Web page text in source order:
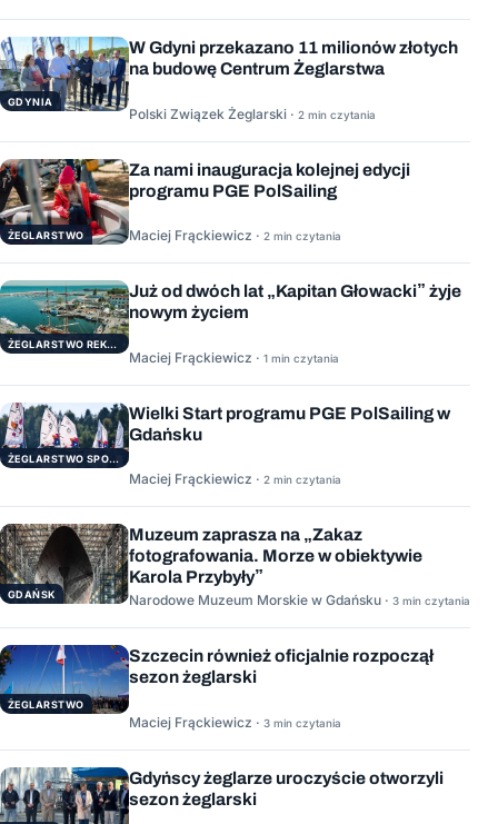
GDYNIA
W Gdyni przekazano 11 milionów złotych
na budowę Centrum Żeglarstwa
Polski Związek Żeglarski · 2 min czytania
ŻEGLARSTWO
Za nami inauguracja kolejnej edycji
programu PGE PolSailing
Maciej Frąckiewicz · 2 min czytania
ŻEGLARSTWO REKERACYJNE
Już od dwóch lat „Kapitan Głowacki” żyje
nowym życiem
Maciej Frąckiewicz · 1 min czytania
ŻEGLARSTWO SPORTOWE
Wielki Start programu PGE PolSailing w
Gdańsku
Maciej Frąckiewicz · 2 min czytania
GDAŃSK
Muzeum zaprasza na „Zakaz
fotografowania. Morze w obiektywie
Karola Przybyły”
Narodowe Muzeum Morskie w Gdańsku · 3 min czytania
ŻEGLARSTWO
Szczecin również oficjalnie rozpoczął
sezon żeglarski
Maciej Frąckiewicz · 3 min czytania
Gdyńscy żeglarze uroczyście otworzyli
sezon żeglarski